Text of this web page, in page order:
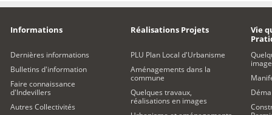
Informations
Dernières informations
Bulletins d'information
Faire connaissance
d'Indevillers
Autres Collectivités
Réalisations Projets
PLU Plan Local d'Urbanisme
Aménagements dans la
commune
Quelques travaux,
réalisations en images
Vie